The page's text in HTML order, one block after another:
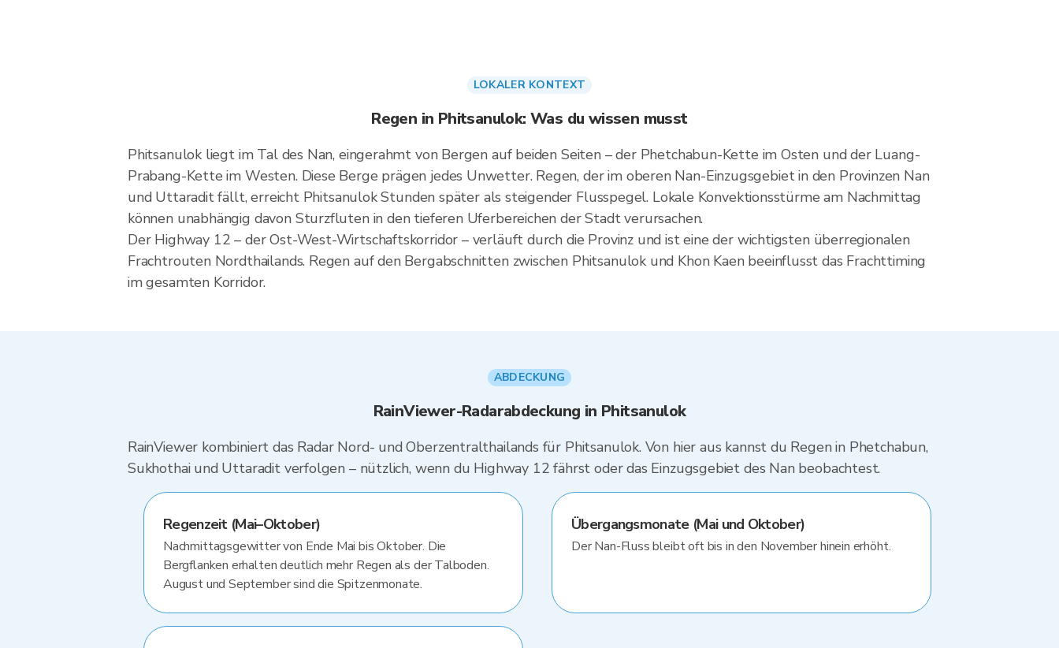
LOKALER KONTEXT
Regen in Phitsanulok: Was du wissen musst
Phitsanulok liegt im Tal des Nan, eingerahmt von Bergen auf beiden Seiten – der Phetchabun-Kette im Osten und der Luang-
Prabang-Kette im Westen. Diese Berge prägen jedes Unwetter. Regen, der im oberen Nan-Einzugsgebiet in den Provinzen Nan
und Uttaradit fällt, erreicht Phitsanulok Stunden später als steigender Flusspegel. Lokale Konvektionsstürme am Nachmittag
können unabhängig davon Sturzfluten in den tieferen Uferbereichen der Stadt verursachen.
Der Highway 12 – der Ost-West-Wirtschaftskorridor – verläuft durch die Provinz und ist eine der wichtigsten überregionalen
Frachtrouten Nordthailands. Regen auf den Bergabschnitten zwischen Phitsanulok und Khon Kaen beeinflusst das Frachttiming
im gesamten Korridor.
ABDECKUNG
RainViewer-Radarabdeckung in Phitsanulok
RainViewer kombiniert das Radar Nord- und Oberzentralthailands für Phitsanulok. Von hier aus kannst du Regen in Phetchabun,
Sukhothai und Uttaradit verfolgen – nützlich, wenn du Highway 12 fährst oder das Einzugsgebiet des Nan beobachtest.
Regenzeit (Mai–Oktober)
Nachmittagsgewitter von Ende Mai bis Oktober. Die
Bergflanken erhalten deutlich mehr Regen als der Talboden.
August und September sind die Spitzenmonate.
Übergangsmonate (Mai und Oktober)
Der Nan-Fluss bleibt oft bis in den November hinein erhöht.